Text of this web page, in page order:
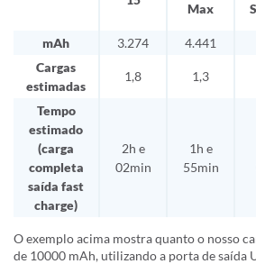
Max
mAh
3.274 4.441
Cargas
estimadas
1,8 1,3
Tempo
estimado
(carga
completa
saída fast
charge)
2h e
02min
1h e
55min
O exemplo acima mostra quanto o nosso
de 10000 mAh, utilizando a porta de saída